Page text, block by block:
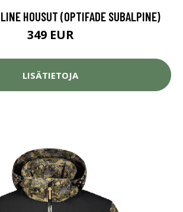
HOUSUT (OPTIFADE SUBALPINE)
349 EUR
LISÄTIETOJA